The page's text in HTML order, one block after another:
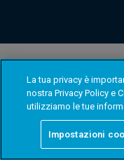
La tua privacy è
nostra Privacy Policy e
utilizziamo le tue
Impostazioni